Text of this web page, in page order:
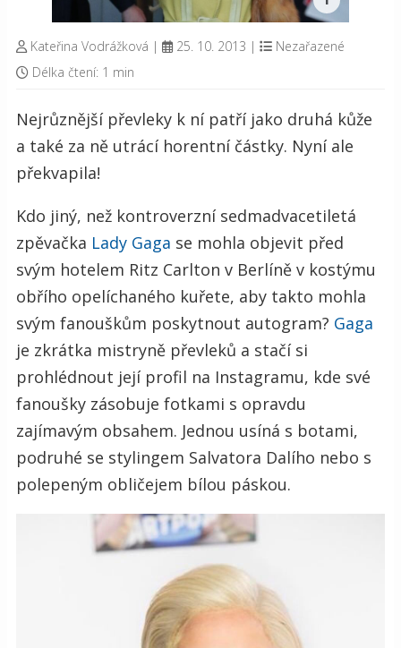
Kateřina Vodrážková | 25. 10. 2013 |
Nezařazené
Délka čtení: 1 min
Nejrůznější převleky k ní patří jako druhá kůže
a také za ně utrácí horentní částky. Nyní ale
překvapila!
Kdo jiný, než kontroverzní sedmadvacetiletá
zpěvačka Lady Gaga se mohla objevit před
svým hotelem Ritz Carlton v Berlíně v kostýmu
obřího opelíchaného kuřete, aby takto mohla
svým fanouškům poskytnout autogram? Gaga
je zkrátka mistryně převleků a stačí si
prohlédnout její profil na Instagramu, kde své
fanoušky zásobuje fotkami s opravdu
zajímavým obsahem. Jednou usíná s botami,
podruhé se stylingem Salvatora Dalího nebo s
polepeným obličejem bílou páskou.